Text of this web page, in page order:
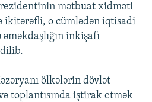
STANDARTLARIMIZ
mətbuat xidməti
ikitərəfli, o cümlədən iqtisadi
inkişafı
ölkələrin dövlət
toplantısında iştirak etmək